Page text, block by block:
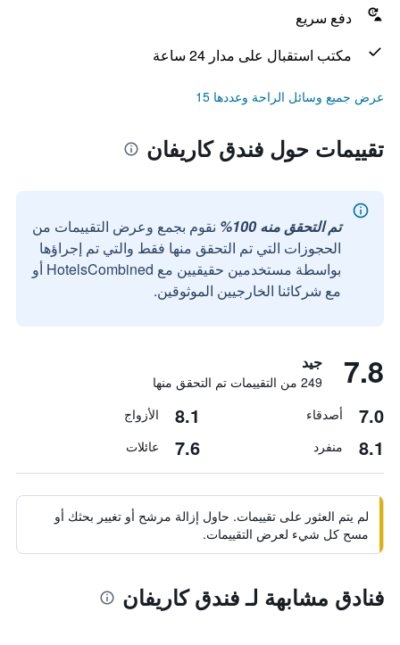
دفع سريع
مكتب استقبال على مدار 24 ساعة
عرض جميع وسائل الراحة وعددها 15
تقييمات حول فندق كاريفان
تم التحقق منه 100%
نقوم بجمع وعرض التقييمات من
الحجوزات التي تم التحقق منها فقط والتي تم إجراؤها
بواسطة مستخدمين حقيقيين مع HotelsCombined أو
مع شركائنا الخارجيين الموثوقين.
7.8 جيد
249 من التقييمات تم التحقق منها
7.0 أصدقاء 8.1 الأزواج
8.1 منفرد 7.6 عائلات
لم يتم العثور على تقييمات. حاول إزالة مرشح أو تغيير بحثك أو
مسح كل شيء لعرض التقييمات.
فنادق مشابهة لـ فندق كاريفان